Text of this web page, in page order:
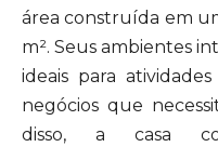
área construída em
m². Seus ambientes
ideais para
negócios que
disso, a casa